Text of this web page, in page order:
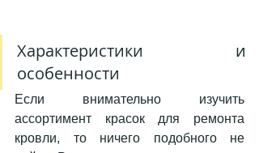
Характеристики и
особенности
Если внимательно изучить
ассортимент красок для ремонта
кровли, то ничего подобного не